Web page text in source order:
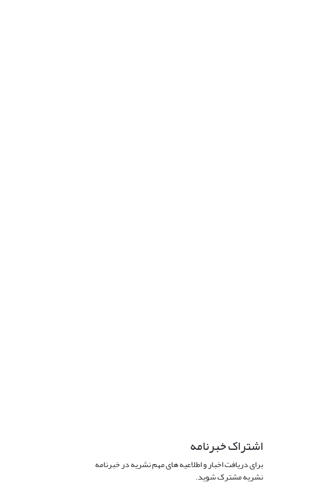
اشتراک خبرنامه
برای دریافت اخبار و اطلاعیه های مهم نشریه در خبرنامه
نشریه مشترک شوید.